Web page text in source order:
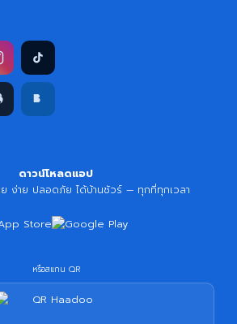
ดาวน์โหลดแอป
ง่าย ปลอดภัย ได้บ้านชัวร์ — ทุกที่ทุกเวลา
หรือสแกน QR